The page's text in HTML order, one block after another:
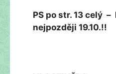
PS po str. 13 celý
nejpozději 19.10.!!